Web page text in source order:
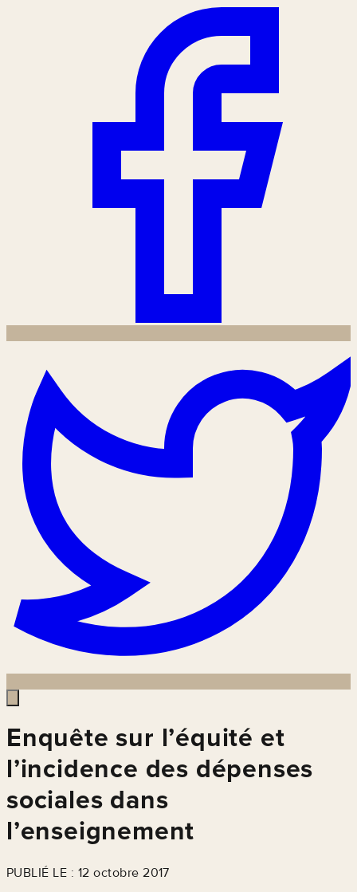
Enquête sur l’équité et
l’incidence des dépenses
sociales dans
l’enseignement
PUBLIÉ LE : 12 octobre 2017